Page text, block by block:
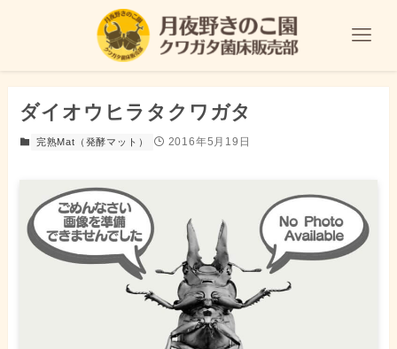
ダイオウヒラタクワガタ
完熟Mat（発酵マット） 2016年5月19日